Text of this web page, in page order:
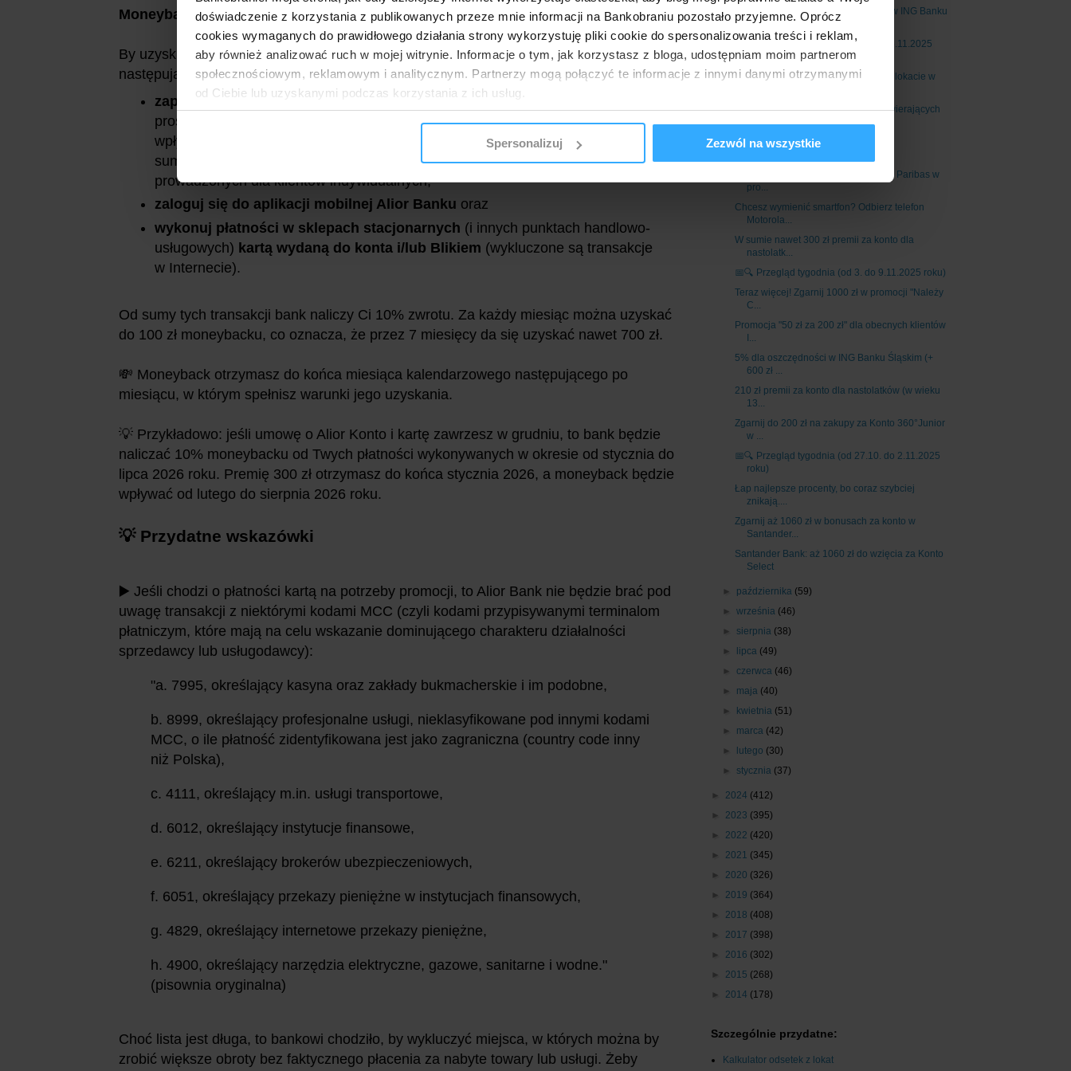
doświadczenie z korzystania z publikowanych przeze mnie informacji na Bankobraniu pozostało przyjemne. Oprócz
cookies wymaganych do prawidłowego działania strony wykorzystuję pliki cookie do spersonalizowania treści i reklam,
aby również analizować ruch w mojej witrynie. Informacje o tym, jak korzystasz z bloga, udostępniam moim partnerom
społecznościowym, reklamowym i analitycznym. Partnerzy mogą połączyć te informacje z innymi danymi otrzymanymi
od Ciebie lub uzyskanymi podczas korzystania z ich usług.
Spersonalizuj Zezwól na wszystkie
Moneyback 10% (nagroda II stopnia)
By uzyskiwać moneyback, wciągu siedmiu kolejnych miesięcy kalendarzowych
następujących po miesiącu zawarcia umowy o konto i kartę (w każdym z tych miesięcy):
zapewnij jednorazowy wpływ min. 2000 zł - ten warunek można spełnić w
prosty sposób, np. wykonując przelew z własnego konta w innym banku;
wpływ musi być na wymaganą kwotę w jednym przelewie; bank nie zaliczy
sumy mniejszych wpływów; nie zaliczą się przelewy z kont w Aliorze
prowadzonych dla klientów indywidualnych;
zaloguj się do aplikacji mobilnej Alior Banku oraz
wykonuj płatności w sklepach stacjonarnych (i innych punktach handlowo-
usługowych) kartą wydaną do konta i/lub Blikiem (wykluczone są transakcje
w Internecie).
Od sumy tych transakcji bank naliczy Ci 10% zwrotu. Za każdy miesiąc można uzyskać
do 100 zł moneybacku, co oznacza, że przez 7 miesięcy da się uzyskać nawet 700 zł.
💸 Moneyback otrzymasz do końca miesiąca kalendarzowego następującego po
miesiącu, w którym spełnisz warunki jego uzyskania.
💡 Przykładowo: jeśli umowę o Alior Konto i kartę zawrzesz w grudniu, to bank będzie
naliczać 10% moneybacku od Twych płatności wykonywanych w okresie od stycznia do
lipca 2026 roku. Premię 300 zł otrzymasz do końca stycznia 2026, a moneyback będzie
wpływać od lutego do sierpnia 2026 roku.
💡 Przydatne wskazówki
▶️ Jeśli chodzi o płatności kartą na potrzeby promocji, to Alior Bank nie będzie brać pod
uwagę transakcji z niektórymi kodami MCC (czyli kodami przypisywanymi terminalom
płatniczym, które mają na celu wskazanie dominującego charakteru działalności
sprzedawcy lub usługodawcy):
"a. 7995, określający kasyna oraz zakłady bukmacherskie i im podobne,
b. 8999, określający profesjonalne usługi, nieklasyfikowane pod innymi kodami
MCC, o ile płatność zidentyfikowana jest jako zagraniczna (country code inny
niż Polska),
c. 4111, określający m.in. usługi transportowe,
d. 6012, określający instytucje finansowe,
e. 6211, określający brokerów ubezpieczeniowych,
f. 6051, określający przekazy pieniężne w instytucjach finansowych,
g. 4829, określający internetowe przekazy pieniężne,
h. 4900, określający narzędzia elektryczne, gazowe, sanitarne i wodne."
(pisownia oryginalna)
Choć lista jest długa, to bankowi chodziło, by wykluczyć miejsca, w których można by
zrobić większe obroty bez faktycznego płacenia za nabyte towary lub usługi. Żeby
Zyskaj do 500 zł za kartę kredytową w ING Banku
Śl...
📅🔍 Przegląd tygodnia (od 10. do 16.11.2025
roku)
5,05% w skali roku na 3-miesięcznej lokacie w
Citibank: lokaty powitalne 6% dla otwierających
Ko...
Do 6,5% na Elastycznym Koncie
Zgarnij 600 zł premii za konto w BNP Paribas w
pro...
Chcesz wymienić smartfon? Odbierz telefon
Motorola...
W sumie nawet 300 zł premii za konto dla
nastolatk...
📅🔍 Przegląd tygodnia (od 3. do 9.11.2025 roku)
Teraz więcej! Zgarnij 1000 zł w promocji "Należy
C...
Promocja "50 zł za 200 zł" dla obecnych klientów
I...
5% dla oszczędności w ING Banku Śląskim (+
600 zł ...
210 zł premii za konto dla nastolatków (w wieku
13...
Zgarnij do 200 zł na zakupy za Konto 360°Junior
w ...
📅🔍 Przegląd tygodnia (od 27.10. do 2.11.2025
roku)
Łap najlepsze procenty, bo coraz szybciej
znikają....
Zgarnij aż 1060 zł w bonusach za konto w
Santander...
Santander Bank: aż 1060 zł do wzięcia za Konto
Select
► października (59)
►września (46)
► sierpnia (38)
►
lipca (49)
►czerwca (46)
► maja (40)
►
kwietnia (51)
► marca (42)
►
lutego (30)
► stycznia (37)
► 2024 (412)
► 2023 (395)
► 2022 (420)
► 2021 (345)
► 2020 (326)
► 2019 (364)
► 2018 (408)
► 2017 (398)
► 2016 (302)
► 2015 (268)
► 2014 (178)
Szczególnie przydatne:
Kalkulator odsetek z lokat